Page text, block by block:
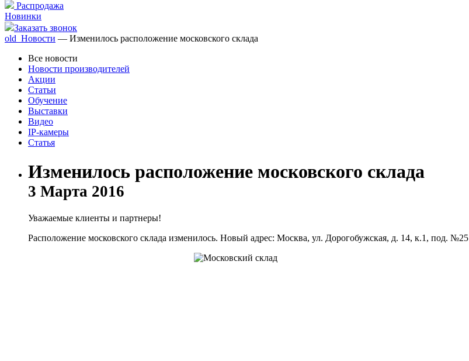
Распродажа
Новинки
Заказать звонок
old_Новости — Изменилось расположение московского склада
Все новости
Новости производителей
Акции
Статьи
Обучение
Выставки
Видео
IP-камеры
Статья
Изменилось расположение московского склада
3 Марта 2016
Уважаемые клиенты и партнеры!
Расположение московского склада изменилось. Новый адрес: Москва, ул. Дорогобужская, д. 14, к.1, под. №25